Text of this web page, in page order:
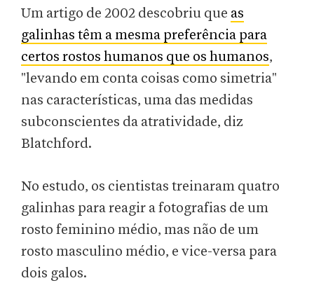
Um artigo de 2002 descobriu que as
galinhas têm a mesma preferência para
certos rostos humanos que os humanos,
"levando em conta coisas como simetria"
nas características, uma das medidas
subconscientes da atratividade, diz
Blatchford.
No estudo, os cientistas treinaram quatro
galinhas para reagir a fotografias de um
rosto feminino médio, mas não de um
rosto masculino médio, e vice-versa para
dois galos.